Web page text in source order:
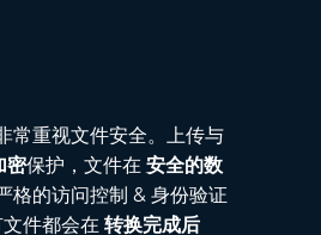
常重视文件安全。上传与
密保护，文件在 安全的数
格的访问控制 & 身份验证
件都会在 转换完成后